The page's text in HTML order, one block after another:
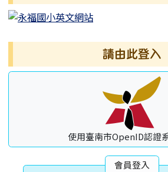
請由此登入
使用臺南市OpenID認證
會員登入